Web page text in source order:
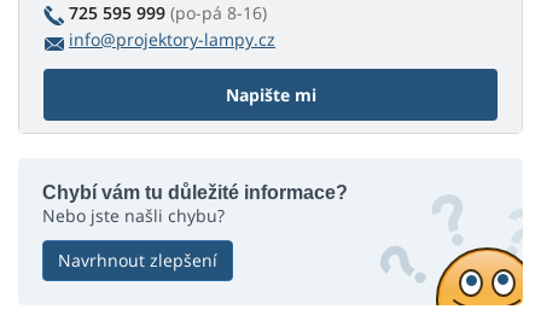
725 595 999 (po-pá 8-16)
info@projektory-lampy.cz
Napište mi
Chybí vám tu důležité informace?
Nebo jste našli chybu?
Navrhnout zlepšení